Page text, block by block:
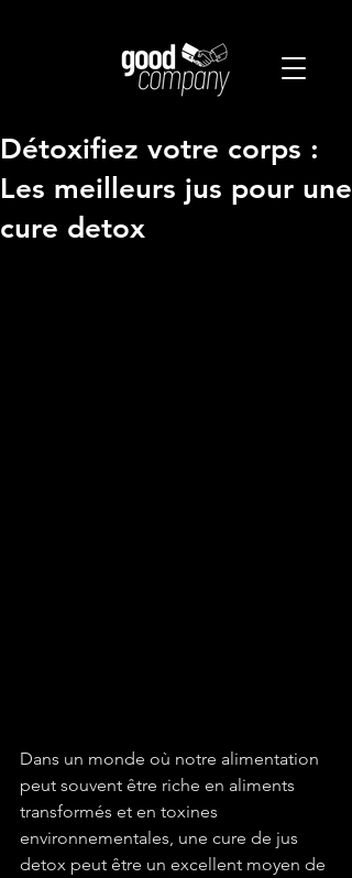
Détoxifiez votre corps :
Les meilleurs jus pour une
cure detox
Dans un monde où notre alimentation
peut souvent être riche en aliments
transformés et en toxines
environnementales, une cure de jus
detox peut être un excellent moyen de